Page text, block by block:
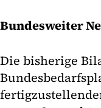
Bundesweiter
Die bisherige